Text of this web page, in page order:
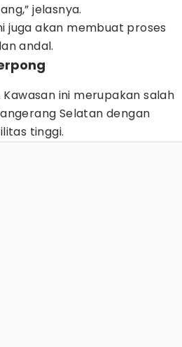
jelasnya.
juga akan membuat proses
andal.
ini merupakan salah
Selatan dengan
tinggi.